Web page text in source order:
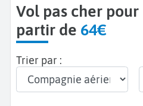
Vol pas cher pour
partir de 64€
Trier par :